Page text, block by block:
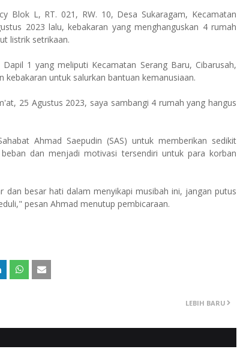
Blok L, RT. 021, RW. 10, Desa Sukaragam, Kecamatan
2023 lalu, kebakaran yang menghanguskan 4 rumah
listrik setrikaan.
1 yang meliputi Kecamatan Serang Baru, Cibarusah,
untuk salurkan bantuan kemanusiaan.
25 Agustus 2023, saya sambangi 4 rumah yang hangus
Ahmad Saepudin (SAS) untuk memberikan sedikit
dan menjadi motivasi tersendiri untuk para korban
besar hati dalam menyikapi musibah ini, jangan putus
pesan Ahmad menutup pembicaraan.
LEBIH BARU